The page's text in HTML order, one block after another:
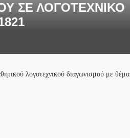
ΣΕ ΛΟΓΟΤΕΧΝΙΚΌ
λογοτεχνικού διαγωνισμού με θέμα